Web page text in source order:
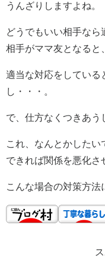
うんざりしますよね。
どうでもいい相手なら
相手がママ友となると
適当な対応をしている
し・・・。
で、仕方なくつきあう
これ、なんとかしたい
できれば関係を悪化さ
こんな場合の対策方法